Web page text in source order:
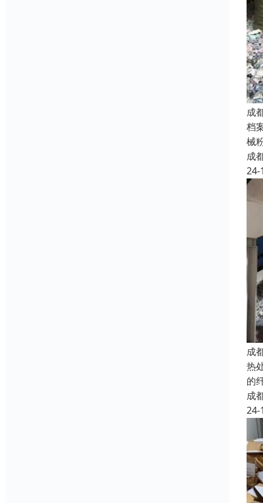
成
档
械
成
24-
成
热
的
成
24-